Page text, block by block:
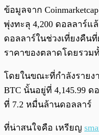
ข้อมูลจาก
พุ่งทะลุ 4,200 ดอลลาร์แ
ดอลลาร์ในช่วงเที่ยงคืน
ราคาของตลาดโดยรวม
โดยในขณะที่กำลังรายง
BTC นั้นอยู่ที่ 4,145.99
ที่ 7.2 หมื่นล้านดอลลาร์
ที่น่าสนใจคือ เหรียญ